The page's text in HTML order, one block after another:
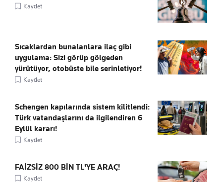
Kaydet
Sıcaklardan bunalanlara ilaç gibi
uygulama: Sizi görüp gölgeden
yürütüyor, otobüste bile serinletiyor!
Kaydet
Schengen kapılarında sistem kilitlendi:
Türk vatandaşlarını da ilgilendiren 6
Eylül kararı!
Kaydet
FAİZSİZ 800 BİN TL'YE ARAÇ!
Kaydet